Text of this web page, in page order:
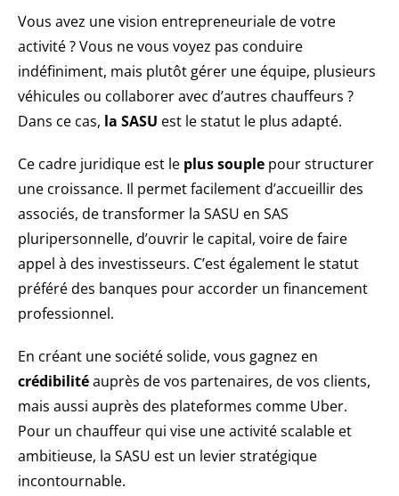
Vous avez une vision entrepreneuriale de votre
activité ? Vous ne vous voyez pas conduire
indéfiniment, mais plutôt gérer une équipe, plusieurs
véhicules ou collaborer avec d’autres chauffeurs ?
Dans ce cas, la SASU est le statut le plus adapté.
Ce cadre juridique est le plus souple pour structurer
une croissance. Il permet facilement d’accueillir des
associés, de transformer la SASU en SAS
pluripersonnelle, d’ouvrir le capital, voire de faire
appel à des investisseurs. C’est également le statut
préféré des banques pour accorder un financement
professionnel.
En créant une société solide, vous gagnez en
crédibilitéauprès de vos partenaires, de vos clients,
mais aussi auprès des plateformes comme Uber.
Pour un chauffeur qui vise une activité scalable et
ambitieuse, la SASU est un levier stratégique
incontournable.